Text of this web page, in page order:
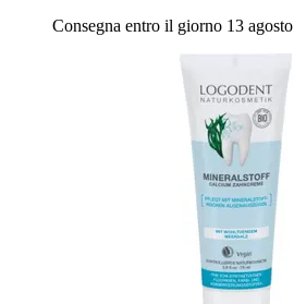
Consegna entro il giorno 13 agosto